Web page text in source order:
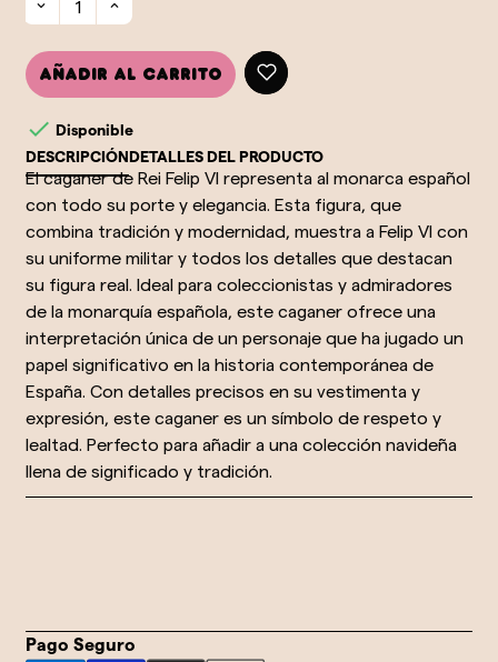
Añadir al carrito
 Disponible
DESCRIPCIÓNDETALLES DEL PRODUCTO
El caganer de Rei Felip VI representa al monarca español
con todo su porte y elegancia. Esta figura, que
combina tradición y modernidad, muestra a Felip VI con
su uniforme militar y todos los detalles que destacan
su figura real. Ideal para coleccionistas y admiradores
de la monarquía española, este caganer ofrece una
interpretación única de un personaje que ha jugado un
papel significativo en la historia contemporánea de
España. Con detalles precisos en su vestimenta y
expresión, este caganer es un símbolo de respeto y
lealtad. Perfecto para añadir a una colección navideña
llena de significado y tradición.
Pago Seguro